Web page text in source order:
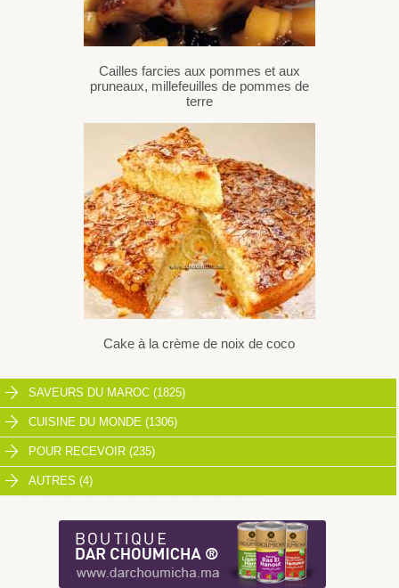
Cailles farcies aux pommes et aux
pruneaux, millefeuilles de pommes de
terre
Cake à la crème de noix de coco
SAVEURS DU MAROC (1825)
CUISINE DU MONDE (1306)
POUR RECEVOIR (235)
AUTRES (4)